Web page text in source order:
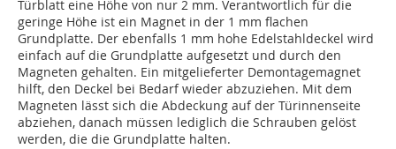
Türblatt eine Höhe von nur 2 mm. Verantwortlich für die
geringe Höhe ist ein Magnet in der 1 mm flachen
Grundplatte. Der ebenfalls 1 mm hohe Edelstahldeckel wird
einfach auf die Grundplatte aufgesetzt und durch den
Magneten gehalten. Ein mitgelieferter Demontagemagnet
hilft, den Deckel bei Bedarf wieder abzuziehen. Mit dem
Magneten lässt sich die Abdeckung auf der Türinnenseite
abziehen, danach müssen lediglich die Schrauben gelöst
werden, die die Grundplatte halten.